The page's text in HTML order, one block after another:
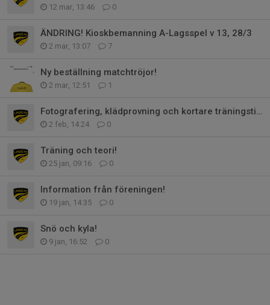
12 mar, 13:46 0
ÄNDRING! Kioskbemanning A-Lagsspel v 13, 28/3
2 mar, 13:07 7
Ny beställning matchtröjor!
2 mar, 12:51 1
Fotografering, klädprovning och kortare träningstid!
2 feb, 14:24 0
Träning och teori!
25 jan, 09:16 0
Information från föreningen!
19 jan, 14:35 0
Snö och kyla!
9 jan, 16:52 0